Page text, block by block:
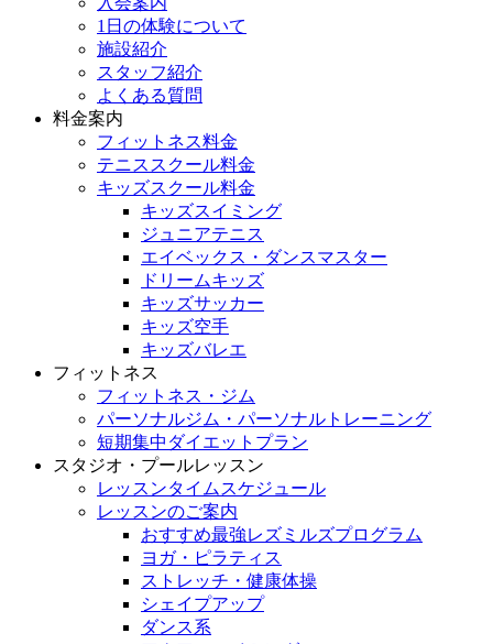
1日の体験について
施設紹介
スタッフ紹介
よくある質問
料金案内
フィットネス料金
テニススクール料金
キッズスクール料金
キッズスイミング
ジュニアテニス
エイベックス・ダンスマスター
ドリームキッズ
キッズサッカー
キッズ空手
キッズバレエ
フィットネス
フィットネス・ジム
パーソナルジム・パーソナルトレーニング
短期集中ダイエットプラン
スタジオ・プールレッスン
レッスンタイムスケジュール
レッスンのご案内
おすすめ最強レズミルズプログラム
ヨガ・ピラティス
ストレッチ・健康体操
シェイプアップ
ダンス系